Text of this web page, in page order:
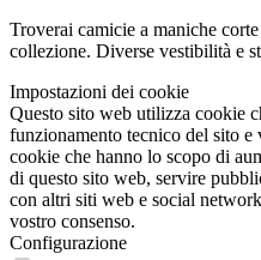
Troverai camicie a maniche
collezione. Diverse vestibilità e
Impostazioni dei cookie
Questo sito web utilizza cookie
funzionamento tecnico del sito
cookie che hanno lo scopo di
di questo sito web, servire
con altri siti web e social
vostro consenso.
Configurazione